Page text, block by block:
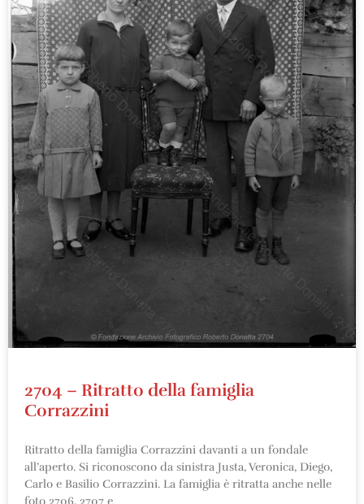
2704 – Ritratto della famiglia
Corrazzini
Ritratto della famiglia Corrazzini davanti a un fondale
all’aperto. Si riconoscono da sinistra Justa, Veronica, Diego,
Carlo e Basilio Corrazzini. La famiglia è ritratta anche nelle
foto 2706, 2707 e